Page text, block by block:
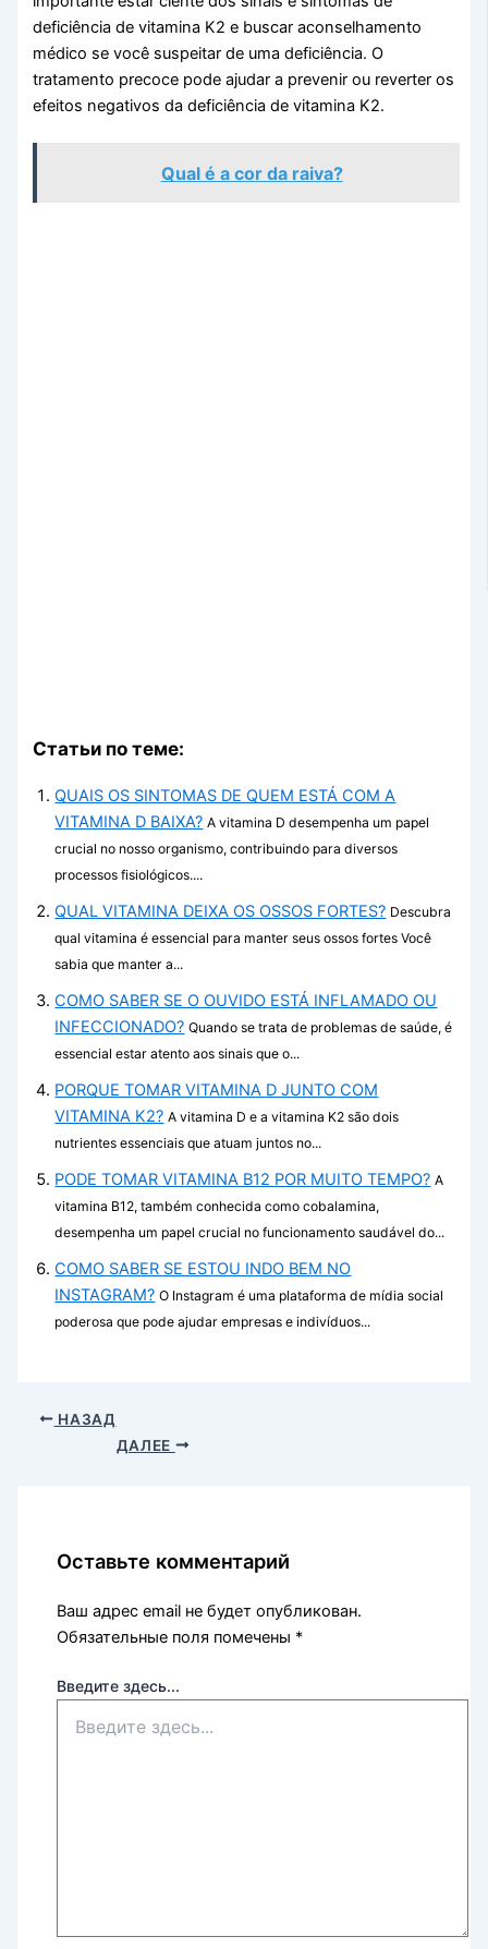
deficiência de vitamina K2 e buscar aconselhamento
médico se você suspeitar de uma deficiência. O
tratamento precoce pode ajudar a prevenir ou reverter os
efeitos negativos da deficiência de vitamina K2.
Qual é a cor da raiva?
Статьи по теме:
QUAIS OS SINTOMAS DE QUEM ESTÁ COM A
VITAMINA D BAIXA? A vitamina D desempenha um papel
crucial no nosso organismo, contribuindo para diversos
processos fisiológicos....
QUAL VITAMINA DEIXA OS OSSOS FORTES? Descubra
qual vitamina é essencial para manter seus ossos fortes Você
sabia que manter a...
COMO SABER SE O OUVIDO ESTÁ INFLAMADO OU
INFECCIONADO? Quando se trata de problemas de saúde, é
essencial estar atento aos sinais que o...
PORQUE TOMAR VITAMINA D JUNTO COM
VITAMINA K2? A vitamina D e a vitamina K2 são dois
nutrientes essenciais que atuam juntos no...
PODE TOMAR VITAMINA B12 POR MUITO TEMPO? A
vitamina B12, também conhecida como cobalamina,
desempenha um papel crucial no funcionamento saudável do...
COMO SABER SE ESTOU INDO BEM NO
INSTAGRAM? O Instagram é uma plataforma de mídia social
poderosa que pode ajudar empresas e indivíduos...
НАЗАД
ДАЛЕЕ
Оставьте комментарий
Ваш адрес email не будет опубликован.
Обязательные поля помечены *
Введите здесь...